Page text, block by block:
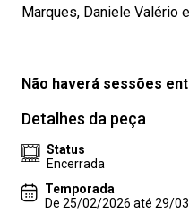
Marques, Daniele Valério
Não haverá sessões
Detalhes da peça
Status
Encerrada
Temporada
De 25/02/2026 até 29/